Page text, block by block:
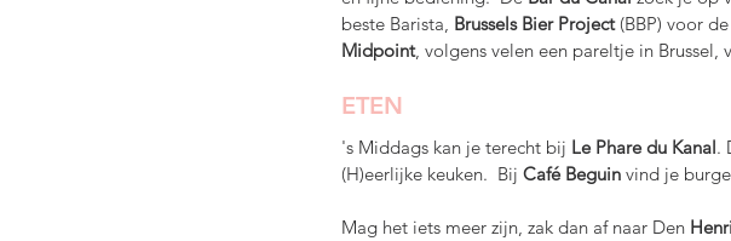
beste Barista, Brussels Bier Project (BBP) voor
Midpoint, volgens velen een pareltje in
ETEN
's Middags kan je terecht bij Le Phare du Kanal.
(H)eerlijke keuken.  Bij Café Beguin vind je
Mag het iets meer zijn, zak dan af naar Den Henri